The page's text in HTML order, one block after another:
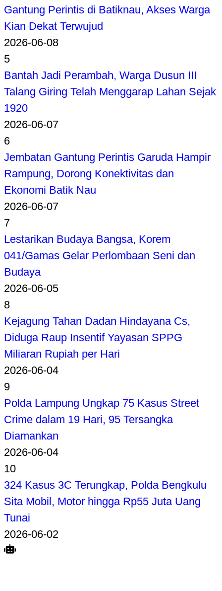
Gantung Perintis di Batiknau, Akses Warga
Kian Dekat Terwujud
2026-06-08
5
Bantah Jadi Perambah, Warga Dusun III
Talang Giring Telah Menggarap Lahan Sejak
1920
2026-06-07
6
Jembatan Gantung Perintis Garuda Hampir
Rampung, Dorong Konektivitas dan
Ekonomi Batik Nau
2026-06-07
7
Lestarikan Budaya Bangsa, Korem
041/Gamas Gelar Perlombaan Seni dan
Budaya
2026-06-05
8
Kejagung Tahan Dadan Hindayana Cs,
Diduga Raup Insentif Yayasan SPPG
Miliaran Rupiah per Hari
2026-06-04
9
Polda Lampung Ungkap 75 Kasus Street
Crime dalam 19 Hari, 95 Tersangka
Diamankan
2026-06-04
10
324 Kasus 3C Terungkap, Polda Bengkulu
Sita Mobil, Motor hingga Rp55 Juta Uang
Tunai
2026-06-02